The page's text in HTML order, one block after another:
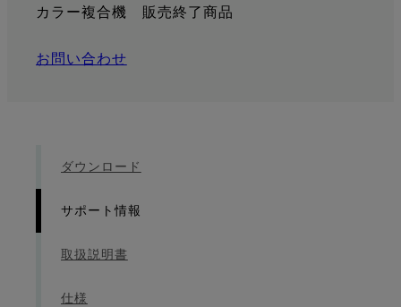
カラー複合機 販売終了商品
お問い合わせ
ダウンロード
サポート情報
取扱説明書
仕様